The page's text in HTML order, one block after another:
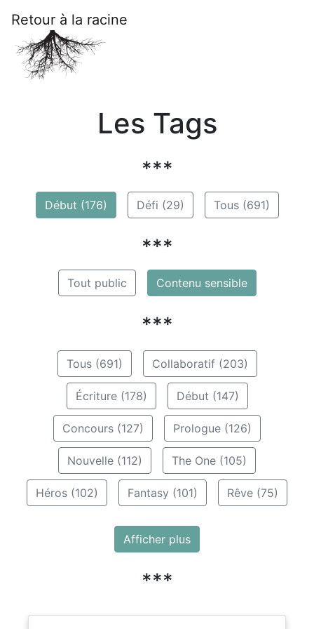
Retour à la racine
Les Tags
***
Début (176) Défi (29) Tous (691)
***
Tout public Contenu sensible
***
Tous (691) Collaboratif (203)
Écriture (178) Début (147)
Concours (127) Prologue (126)
Nouvelle (112) The One (105)
Héros (102) Fantasy (101) Rêve (75)
Afficher plus
***